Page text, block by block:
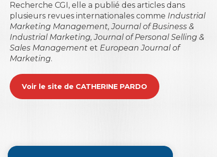
Recherche CGI, elle a publié des articles dans
plusieurs revues internationales comme Industrial
Marketing Management, Journal of Business &
Industrial Marketing, Journal of Personal Selling &
Sales Management et European Journal of
Marketing.
Voir le site de CATHERINE PARDO